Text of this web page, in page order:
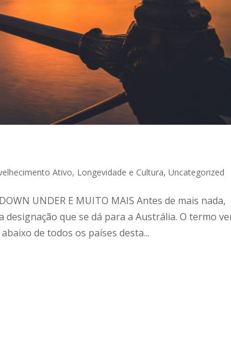
Ativo, Longevidade e Cultura,Uncategorized
DOWN UNDER E MUITO MAIS Antes de mais nada,
designação que se dá para a Austrália. O termo
de todos os países desta...